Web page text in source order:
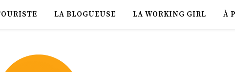
LA BLOGUEUSE LA WORKING GIRL À